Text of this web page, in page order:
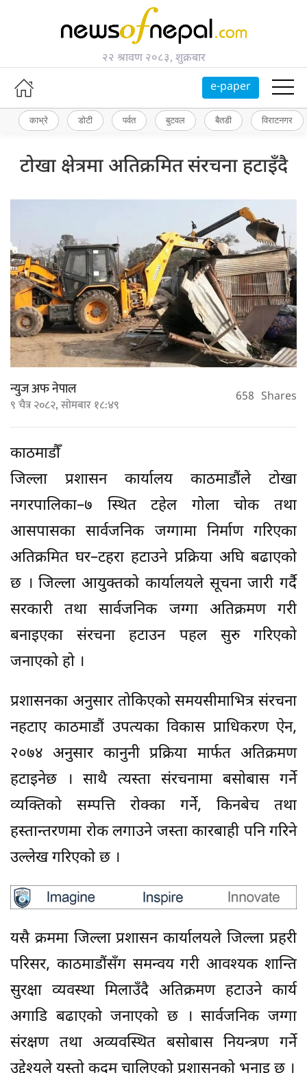
२२ श्रावण २०८३, शुक्रबार
e-paper
काभ्रे डोटी पर्वत बुटवल बैतडी विराटनगर
टोखा क्षेत्रमा अतिक्रमित संरचना हटाइँदै
न्युज अफ नेपाल
९ चैत्र २०८२, सोमबार १८:४९ 658 Shares
काठमाडौँ
जिल्ला प्रशासन कार्यालय काठमाडौंले टोखा
नगरपालिका–७ स्थित टहेल गोला चोक तथा
आसपासका सार्वजनिक जग्गामा निर्माण गरिएका
अतिक्रमित घर–टहरा हटाउने प्रक्रिया अघि बढाएको
छ । जिल्ला आयुक्तको कार्यालयले सूचना जारी गर्दै
सरकारी तथा सार्वजनिक जग्गा अतिक्रमण गरी
बनाइएका संरचना हटाउन पहल सुरु गरिएको
जनाएको हो ।
प्रशासनका अनुसार तोकिएको समयसीमाभित्र संरचना
नहटाए काठमाडौं उपत्यका विकास प्राधिकरण ऐन,
२०७४ अनुसार कानुनी प्रक्रिया मार्फत अतिक्रमण
हटाइनेछ । साथै त्यस्ता संरचनामा बसोबास गर्ने
व्यक्तिको सम्पत्ति रोक्का गर्ने, किनबेच तथा
हस्तान्तरणमा रोक लगाउने जस्ता कारबाही पनि गरिने
उल्लेख गरिएको छ ।
यसै क्रममा जिल्ला प्रशासन कार्यालयले जिल्ला प्रहरी
परिसर, काठमाडौंसँग समन्वय गरी आवश्यक शान्ति
सुरक्षा व्यवस्था मिलाउँदै अतिक्रमण हटाउने कार्य
अगाडि बढाएको जनाएको छ । सार्वजनिक जग्गा
संरक्षण तथा अव्यवस्थित बसोबास नियन्त्रण गर्ने